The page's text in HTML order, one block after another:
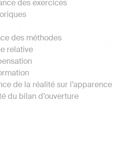
des exercices
des méthodes
relative
de la réalité sur l’apparence
du bilan d’ouverture